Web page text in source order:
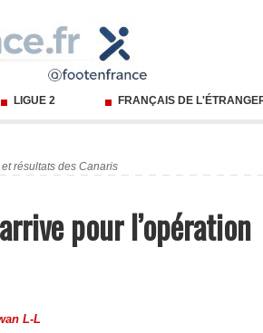
LIGUE 2 FRANÇAIS DE
résultats des Canaris
pour l’opération
L-L